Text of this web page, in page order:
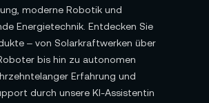
moderne Robotik und
Energietechnik. Entdecken Sie
– von Solarkraftwerken über
bis hin zu autonomen
Erfahrung und
durch unsere KI-Assistentin